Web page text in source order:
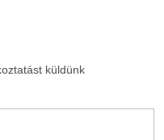
küldünk